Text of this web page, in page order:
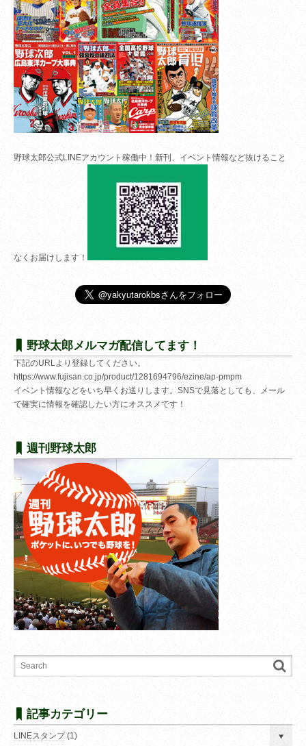
野球太郎公式LINEアカウント稼働中！新刊、イベント情報など抜けること
なくお届けします！
野球太郎メルマガ配信してます！
下記のURLより登録してください。
https://www.fujisan.co.jp/product/1281694796/ezine/ap-pmpm
イベント情報などをいち早くお送りします。SNSで見落としても、メール
で確実に情報を確認したい方にオススメです！
週刊野球太郎
記事カテゴリー
LINEスタンプ(1)